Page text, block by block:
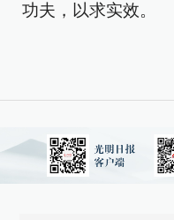
功夫，以求实效。